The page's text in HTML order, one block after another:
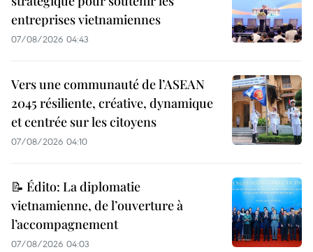
entreprises vietnamiennes
07/08/2026 04:43
Vers une communauté de l’ASEAN
2045 résiliente, créative, dynamique
et centrée sur les citoyens
07/08/2026 04:10
📝 Édito: La diplomatie
vietnamienne, de l’ouverture à
l’accompagnement
07/08/2026 04:03